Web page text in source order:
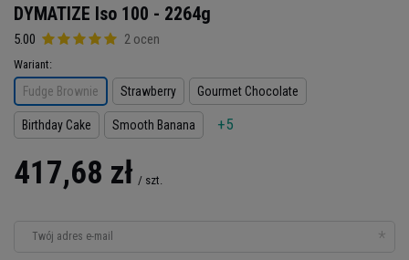
DYMATIZE Iso 100 - 2264g
5.00 2 ocen
Wariant
Fudge Brownie Strawberry Gourmet Chocolate
Birthday Cake Smooth Banana +5
417,68 zł / szt.
Twój adres e-mail